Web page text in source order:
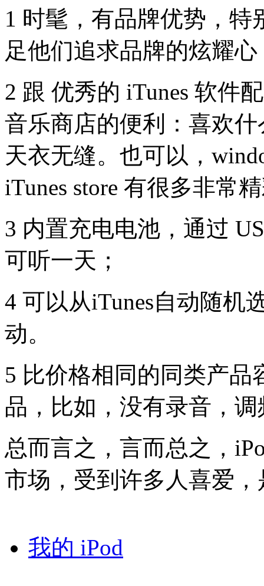
1 时髦，有品牌优势，
足他们追求品牌的炫耀心
2 跟 优秀的 iTunes 软件
音乐商店的便利：喜欢
天衣无缝。也可以，
iTunes store 有很多非常
3 内置充电电池，通过
可听一天；
4 可以从iTunes自动随机
动。
5 比价格相同的同类产
品，比如，没有录音，调
总而言之，言而总之，
市场，受到许多人喜爱
我的 iPod